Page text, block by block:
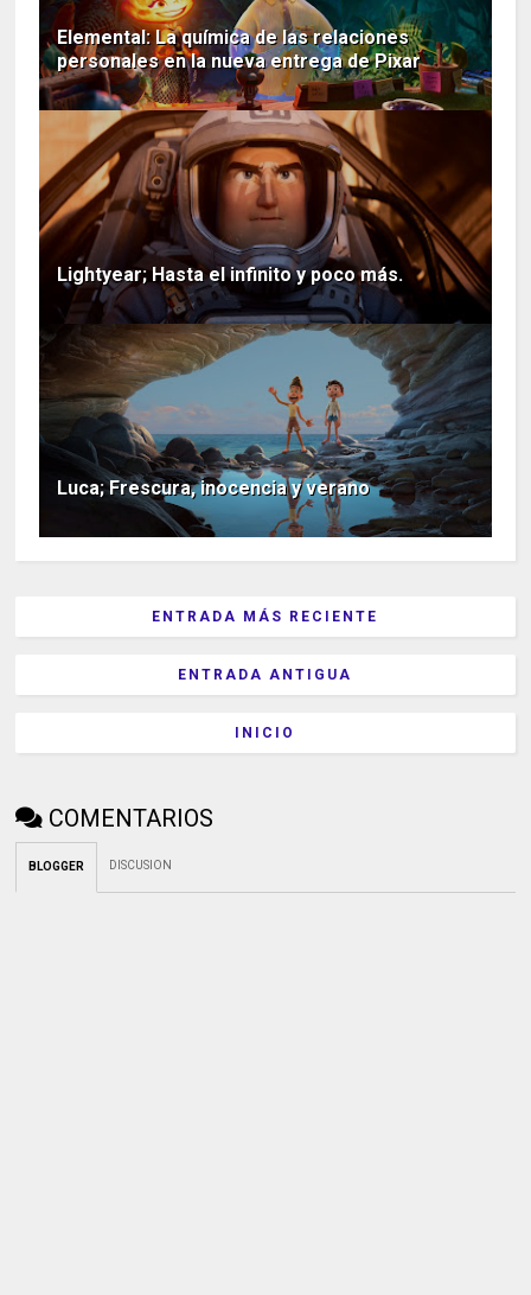
Elemental: La química de las relaciones
personales en la nueva entrega de Pixar
Lightyear; Hasta el infinito y poco más.
Luca; Frescura, inocencia y verano
ENTRADA MÁS RECIENTE
ENTRADA ANTIGUA
INICIO
COMENTARIOS
BLOGGER DISCUSION